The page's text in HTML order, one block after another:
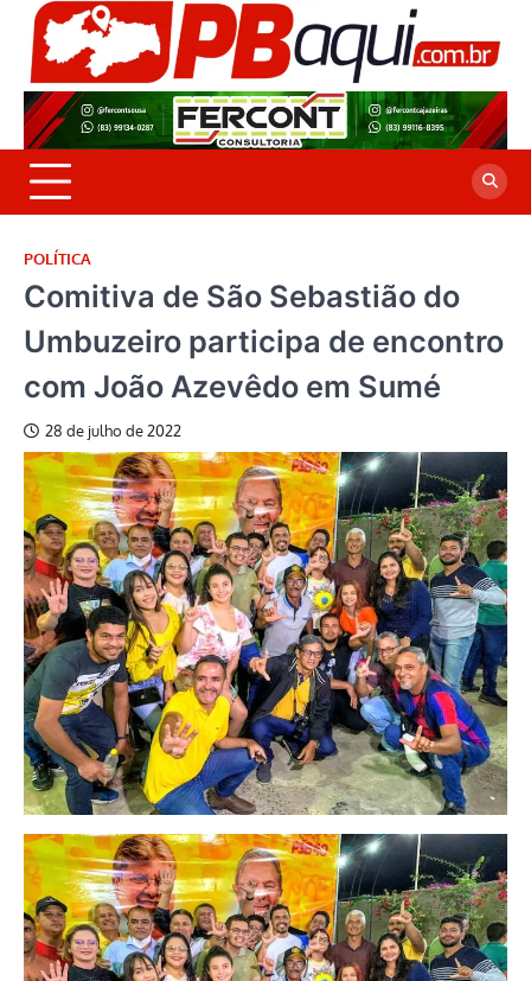
Skip
content
POLÍTICA
Comitiva de São Sebastião do
Umbuzeiro participa de encontro
com João Azevêdo em Sumé
28 de julho de 2022